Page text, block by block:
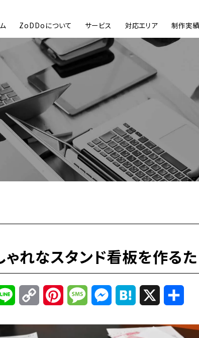
ZoDDoについて サービス 対応エリア 制作実績
ゃれなスタンド看板を作る
Line
Copy
Link
PinterestMessageMessenger
Hatena